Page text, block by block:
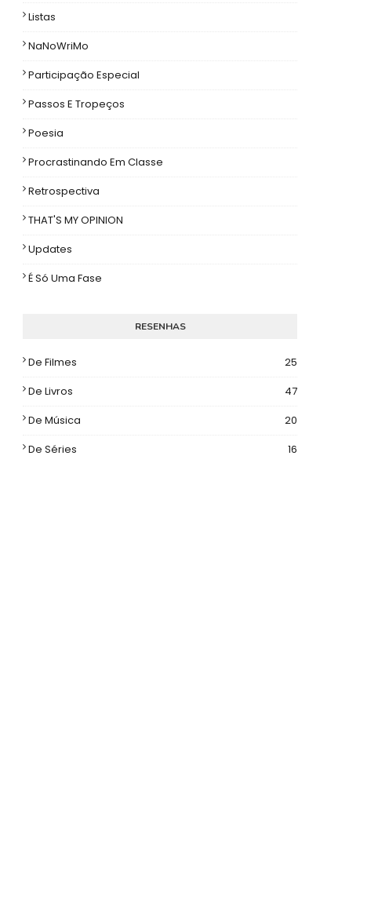
Listas
NaNoWriMo
Participação Especial
Passos E Tropeços
Poesia
Procrastinando Em Classe
Retrospectiva
THAT'S MY OPINION
Updates
É Só Uma Fase
RESENHAS
De Filmes
25
De Livros
47
De Música
20
De Séries
16